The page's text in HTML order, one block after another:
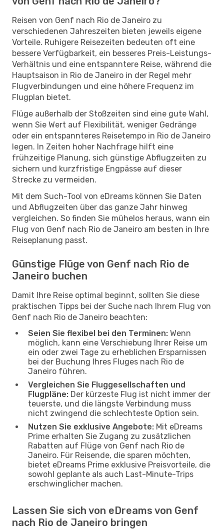
Reisen von Genf nach Rio de Janeiro zu
verschiedenen Jahreszeiten bieten jeweils eigene
Vorteile. Ruhigere Reisezeiten bedeuten oft eine
bessere Verfügbarkeit, ein besseres Preis-Leistungs-
Verhältnis und eine entspanntere Reise, während die
Hauptsaison in Rio de Janeiro in der Regel mehr
Flugverbindungen und eine höhere Frequenz im
Flugplan bietet.
Flüge außerhalb der Stoßzeiten sind eine gute Wahl,
wenn Sie Wert auf Flexibilität, weniger Gedränge
oder ein entspannteres Reisetempo in Rio de Janeiro
legen. In Zeiten hoher Nachfrage hilft eine
frühzeitige Planung, sich günstige Abflugzeiten zu
sichern und kurzfristige Engpässe auf dieser
Strecke zu vermeiden.
Mit dem Such-Tool von eDreams können Sie Daten
und Abflugzeiten über das ganze Jahr hinweg
vergleichen. So finden Sie mühelos heraus, wann ein
Flug von Genf nach Rio de Janeiro am besten in Ihre
Reiseplanung passt.
Günstige Flüge von Genf nach Rio de
Janeiro buchen
Damit Ihre Reise optimal beginnt, sollten Sie diese
praktischen Tipps bei der Suche nach Ihrem Flug von
Genf nach Rio de Janeiro beachten:
Seien Sie flexibel bei den Terminen: Wenn
möglich, kann eine Verschiebung Ihrer Reise um
ein oder zwei Tage zu erheblichen Ersparnissen
bei der Buchung Ihres Fluges nach Rio de
Janeiro führen.
Vergleichen Sie Fluggesellschaften und
Flugpläne: Der kürzeste Flug ist nicht immer der
teuerste, und die längste Verbindung muss
nicht zwingend die schlechteste Option sein.
Nutzen Sie exklusive Angebote: Mit eDreams
Prime erhalten Sie Zugang zu zusätzlichen
Rabatten auf Flüge von Genf nach Rio de
Janeiro. Für Reisende, die sparen möchten,
bietet eDreams Prime exklusive Preisvorteile, die
sowohl geplante als auch Last-Minute-Trips
erschwinglicher machen.
Lassen Sie sich von eDreams von Genf
nach Rio de Janeiro bringen